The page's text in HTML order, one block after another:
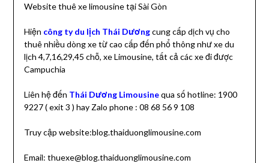
Website thuê xe limousine tại Sài Gòn
Hiện công ty du lịch Thái Dương cung cấp dịch vụ cho
thuê nhiều dòng xe từ cao cấp đến phổ thông như xe du
lịch 4,7,16,29,45 chỗ, xe Limousine, tất cả các xe đi được
Campuchia
Liên hệ đến Thái Dương Limousine qua số hotline: 1900
9227 ( exit 3 ) hay Zalo phone : 08 68 56 9 108
Truy cập website:blog.thaiduonglimousine.com
Email: thuexe@blog.thaiduonglimousine.com